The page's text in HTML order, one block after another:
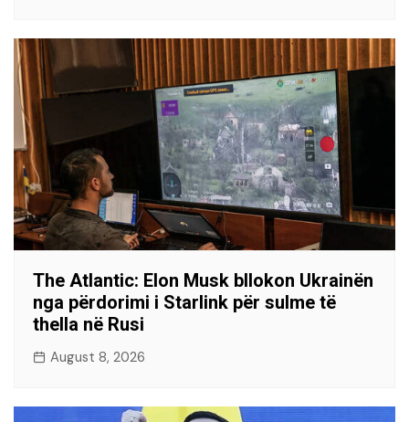
The Atlantic: Elon Musk bllokon Ukrainën
nga përdorimi i Starlink për sulme të
thella në Rusi
August 8, 2026